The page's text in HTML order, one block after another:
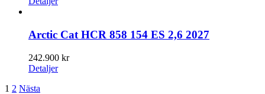
Arctic Cat HCR 858 154 ES 2,6 2027
242.900 kr
Detaljer
1 2 Nästa